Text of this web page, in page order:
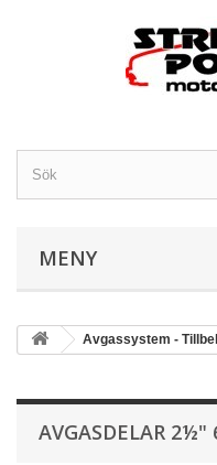
MENY
Avgassystem -
AVGASDELAR 2½"